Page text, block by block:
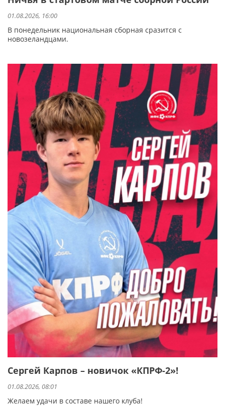
01.08.2026, 16:00
В понедельник национальная сборная сразится с
новозеландцами.
Сергей Карпов – новичок «КПРФ-2»!
01.08.2026, 08:01
Желаем удачи в составе нашего клуба!